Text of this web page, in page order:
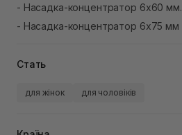
- Насадка-концентратор 6x60 мм.
- Насадка-концентратор 6x75 мм
Стать
для жінок для чоловіків